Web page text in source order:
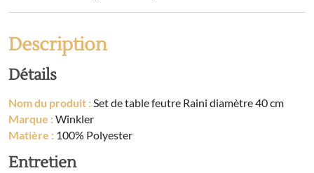
cm
Description
Détails
Nom du produit :Set de table feutre Raini diamètre 40 cm
Marque :Winkler
Matière : 100% Polyester
Entretien